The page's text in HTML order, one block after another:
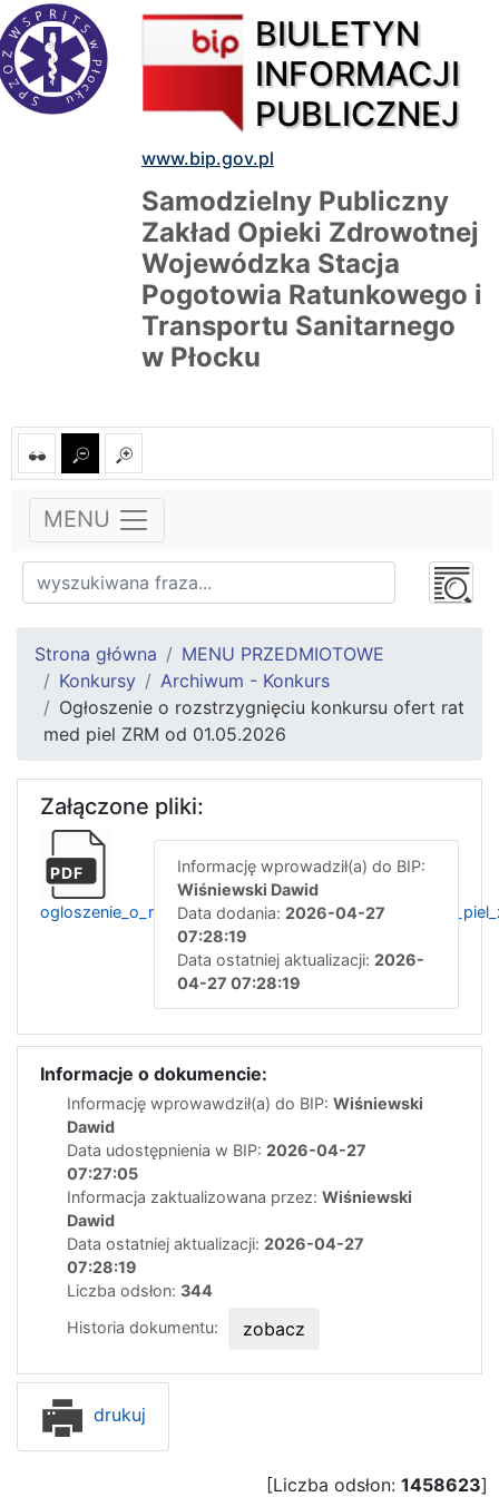
BIULETYN
INFORMACJI
PUBLICZNEJ
www.bip.gov.pl
Samodzielny Publiczny
Zakład Opieki Zdrowotnej
Wojewódzka Stacja
Pogotowia Ratunkowego i
Transportu Sanitarnego
w Płocku
MENU
Strona główna
MENU PRZEDMIOTOWE
Konkursy
Archiwum - Konkurs
Ogłoszenie o rozstrzygnięciu konkursu ofert rat
med piel ZRM od 01.05.2026
Załączone pliki:
PDF
Informację wprowadził(a) do BIP:
Wiśniewski Dawid
Data dodania: 2026-04-27
07:28:19
Data ostatniej aktualizacji: 2026-
04-27 07:28:19
Informacje o dokumencie:
Informację wprowawdził(a) do BIP: Wiśniewski
Dawid
Data udostępnienia w BIP: 2026-04-27
07:27:05
Informacja zaktualizowana przez: Wiśniewski
Dawid
Data ostatniej aktualizacji: 2026-04-27
07:28:19
Liczba odsłon: 344
Historia dokumentu:
zobacz
drukuj
[Liczba odsłon: 1458623]